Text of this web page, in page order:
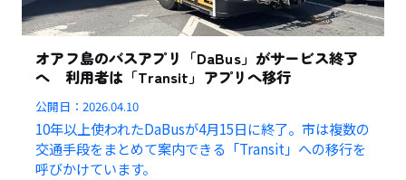
オアフ島のバスアプリ「DaBus」がサービス終了
へ 利用者は「Transit」アプリへ移行
公開日：2026.04.10
10年以上使われたDaBusが4月15日に終了。市は複数の
交通手段をまとめて案内できる「Transit」への移行を
呼びかけています。